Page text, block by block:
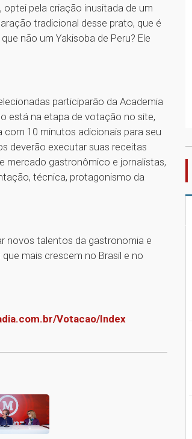
pela criação inusitada de um
tradicional desse prato, que é
não um Yakisoba de Peru? Ele
participarão da Academia
está na etapa de votação no site,
10 minutos adicionais para seu
deverão executar suas receitas
mercado gastronômico e jornalistas,
técnica, protagonismo da
novos talentos da gastronomia e
mais crescem no Brasil e no
Votacao/Index